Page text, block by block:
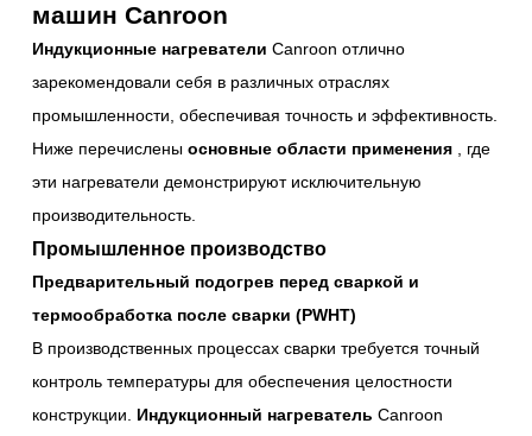
машин Canroon
Индукционные нагреватели Canroon отлично
зарекомендовали себя в различных отраслях
промышленности, обеспечивая точность и эффективность.
Ниже перечисленыосновные области применения , где
эти нагреватели демонстрируют исключительную
производительность.
Промышленное производство
Предварительный подогрев перед сваркой и
термообработка после сварки (PWHT)
В производственных процессах сварки требуется точный
контроль температуры для обеспечения целостности
конструкции. Индукционный нагреватель Canroon